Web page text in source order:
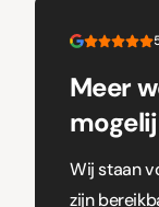
Meer
Wij staan
zijn